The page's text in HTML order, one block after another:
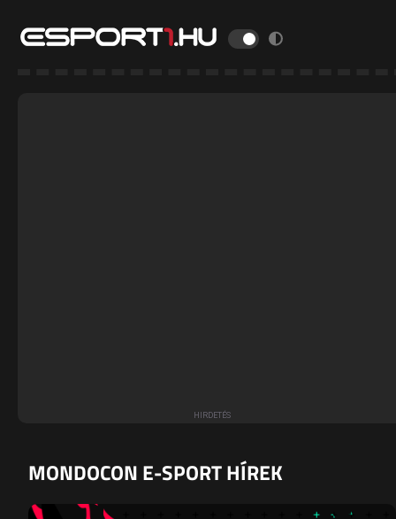
MONDOCON E-SPORT HÍREK